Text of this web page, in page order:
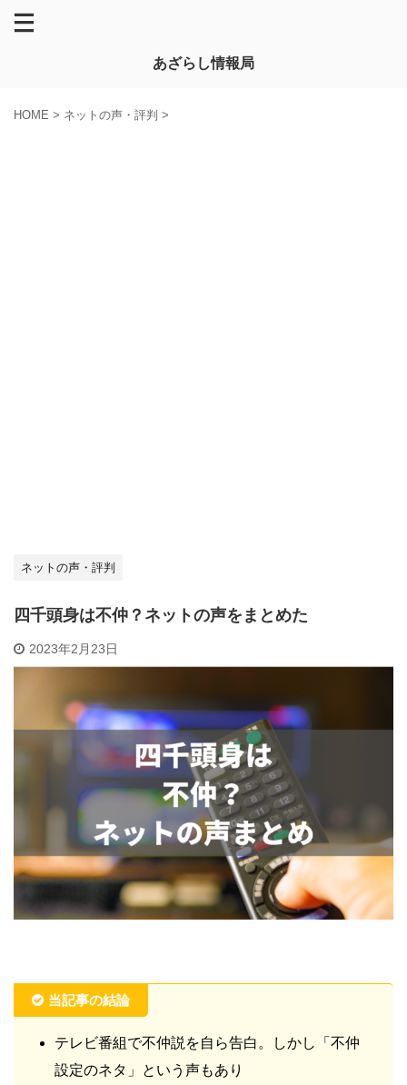
あざらし情報局
HOME > ネットの声・評判 >
ネットの声・評判
四千頭身は不仲？ネットの声をまとめた
2023年2月23日
当記事の結論
テレビ番組で不仲説を自ら告白。しかし「不仲
設定のネタ」という声もあり